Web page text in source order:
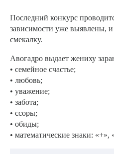
Последний конкурс
зависимости уже выявлены,
смекалку.
Авогадро выдает жениху
• семейное счастье;
• любовь;
• уважение;
• забота;
• ссоры;
• обиды;
• математические знаки: «+»,